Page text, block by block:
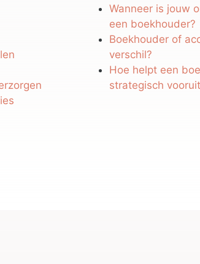
Wanneer is jouw
een boekhouder?
Boekhouder of
verschil?
Hoe helpt een
strategisch